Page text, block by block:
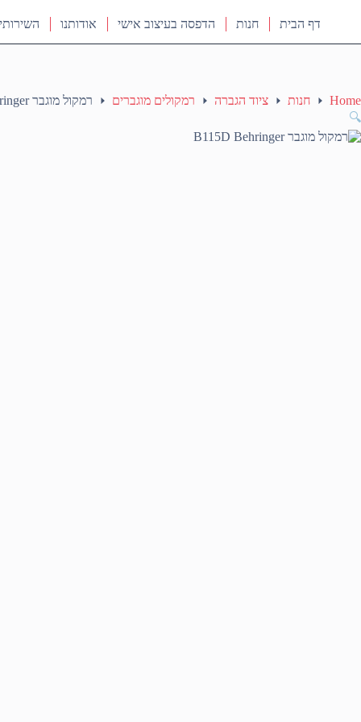
דף הבית חנות הדפסה בעיצוב אישי אודותנו
Home חנות ציוד הגברה רמקולים מוגברים
רמקול מוגבר B115D Behringer
🔍